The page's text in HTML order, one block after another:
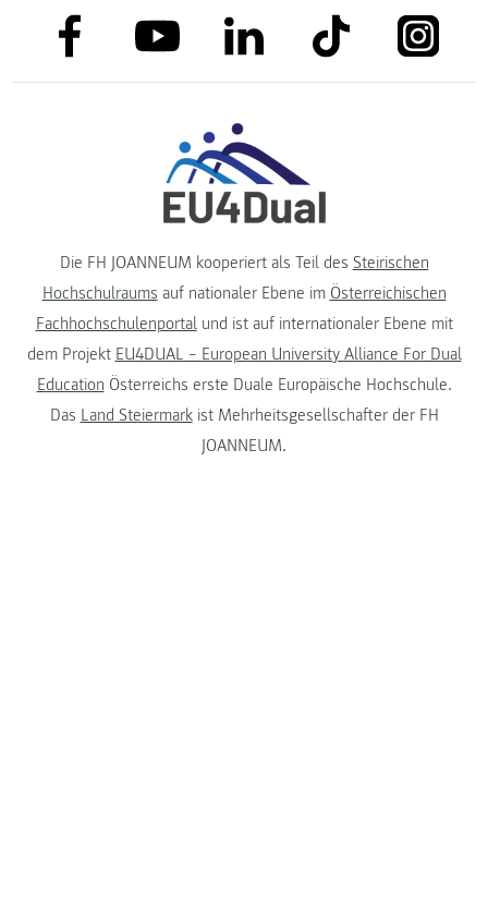
link to facebooklink to youtubelink to linkedinlink to tiktok link to
Die FH JOANNEUM kooperiert als Teil des Steirischen
Hochschulraums auf nationaler Ebene im Österreichischen
Fachhochschulenportalund ist auf internationaler Ebene mit
dem Projekt EU4DUAL – European University Alliance For Dual
Education Österreichs erste Duale Europäische Hochschule.
Das Land Steiermarkist Mehrheitsgesellschafter der FH
JOANNEUM.